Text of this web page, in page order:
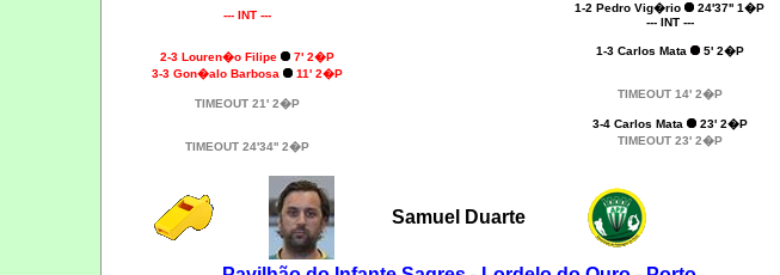
--- INT ---
2-3 Louren�o Filipe
7' 2�P
3-3 Gon�alo Barbosa
11' 2�P
TIMEOUT 21' 2�P
TIMEOUT 24'34'' 2�P
1-2 Pedro Vig�rio
24'37'' 1�P
--- INT ---
1-3 Carlos Mata 5' 2�P
TIMEOUT 14' 2�P
3-4 Carlos Mata
23' 2�P
TIMEOUT 23' 2�P
Samuel Duarte